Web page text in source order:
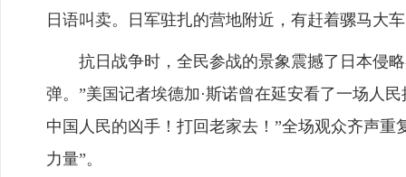
日语叫卖。日军驻扎的营地附近，有赶着骡马大
抗日战争时，全民参战的景象震撼了日本侵略
弹。”美国记者埃德加·斯诺曾在延安看了一场人
中国人民的凶手！打回老家去！”全场观众齐声
力量”。